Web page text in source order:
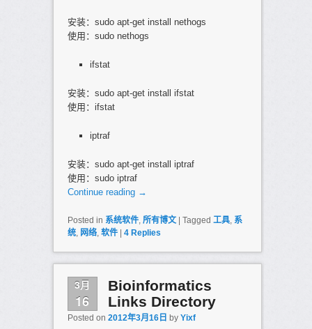
安装：sudo apt-get install nethogs
使用：sudo nethogs
ifstat
安装：sudo apt-get install ifstat
使用：ifstat
iptraf
安装：sudo apt-get install iptraf
使用：sudo iptraf
Continue reading →
Posted in 系统软件, 所有博文 Tagged 工具, 系
统, 网络, 软件 4Replies
3月
16
Bioinformatics
Links Directory
Posted on 2012年3月16日 by Yixf